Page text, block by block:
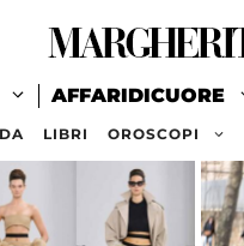
AFFARIDICUORE
LIBRI OROSCOPI